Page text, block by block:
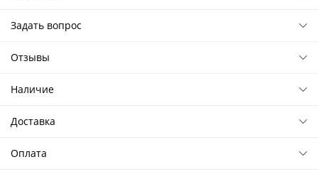
Задать вопрос
Отзывы
Наличие
Доставка
Оплата